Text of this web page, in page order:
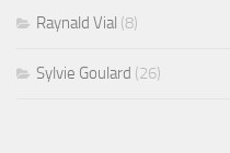
Raynald Vial (8)
Sylvie Goulard (26)